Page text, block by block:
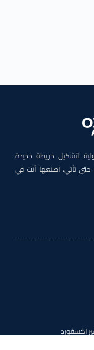
لتشكيل خريطة جديدة
تأتي، اصنعها أنت في
اكسفورد